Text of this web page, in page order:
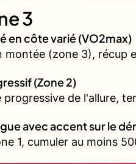
3
en côte varié (VO2max)
montée (zone 3), récup
(Zone 2)
progressive de l'allure,
avec accent sur le
1, cumuler au moins